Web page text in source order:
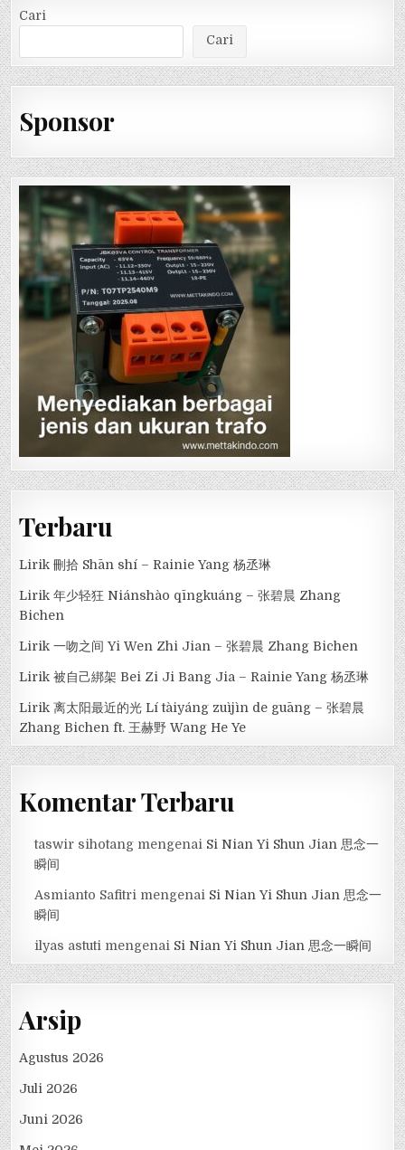
Cari
Cari
Sponsor
Terbaru
Lirik 刪拾 Shān shí – Rainie Yang 杨丞琳
Lirik 年少轻狂 Niánshào qīngkuáng – 张碧晨 Zhang
Bichen
Lirik 一吻之间 Yi Wen Zhi Jian – 张碧晨 Zhang Bichen
Lirik 被自己綁架 Bei Zi Ji Bang Jia – Rainie Yang 杨丞琳
Lirik 离太阳最近的光 Lí tàiyáng zuìjìn de guāng – 张碧晨
Zhang Bichen ft. 王赫野 Wang He Ye
Komentar Terbaru
taswir sihotang mengenai Si Nian Yi Shun Jian 思念一
瞬间
Asmianto Safitri mengenai Si Nian Yi Shun Jian 思念一
瞬间
ilyas astuti mengenai Si Nian Yi Shun Jian 思念一瞬间
Arsip
Agustus 2026
Juli 2026
Juni 2026